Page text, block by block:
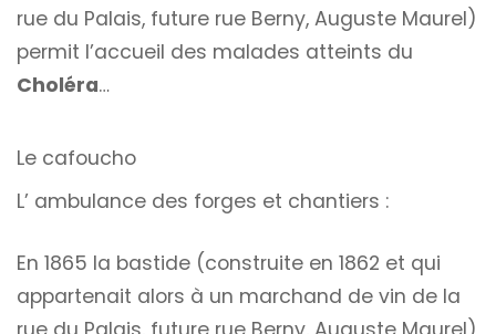
rue du Palais, future rue Berny, Auguste Maurel)
permit l’accueil des malades atteints du
Choléra…
Le cafoucho
L’ ambulance des forges et chantiers :
En 1865 la bastide (construite en 1862 et qui
appartenait alors à un marchand de vin de la